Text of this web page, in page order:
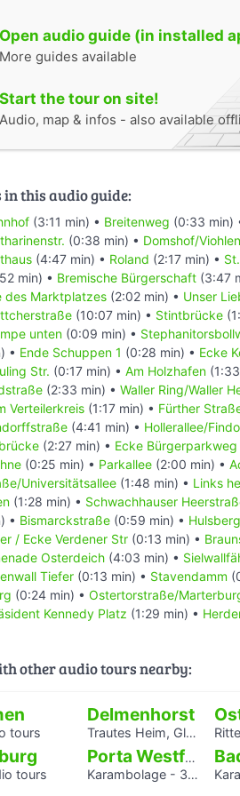
sixcms/
tourismus.de/airbus
(Flugzeug)“. In: Wikipedia, Die
https://de.wikipedia.org/w/
5. Januar 2016, 10:23 UTC)
Wulf Fw 200“. In: Wikipedia, Die
URL:https://de.wikipedia.org/w/
5. Januar 2016, 10:29 UTC)
2016, 10:53 UTC)
& Bergfeld“. In: Wikipedia, Die
URL:https://de.wikipedia.org/w/
5. Januar 2016, 11:54 UTC)
Deichverband am rechten
1. September 2015, 12:24
In: Wikipedia, Die
https://de.wikipedia.org/w/
2016, 12:08 UTC)
angeln.com/
kurier.de/bremen/bremen-
In: Wikipedia, Die freie
https://de.wikipedia.org/w/
2016, 12:35 UTC)
Eiswette“. In: Wikipedia, Die
https://de.wikipedia.org/w/
2016, 12:52 UTC)
wer-wir-sind/
Gesellschaft zur Rettung
13. Dezember 2015, 16:40
2016, 12:58 UTC)
UTC. URL:
https://
In: Wikipedia, Die freie
https://de.wikipedia.org/w/
UTC)
Open audio guide (in installed
More guides available
Start the tour on site!
Audio, map & infos - also available
this audio guide:
(3:11 min) • Breitenweg (0:33 min)
(0:38 min) • Domshof/
(4:47 min) • Roland (2:17 min) •
min) • Bremische Bürgerschaft (3:47
des Marktplatzes (2:02 min) • Unser
(10:07 min) • Stintbrücke
unten (0:09 min) •
• Ende Schuppen 1 (0:28 min) • Ecke
Str. (0:17 min) • Am Holzhafen
(2:33 min) • Waller Ring/Waller
Verteilerkreis (1:17 min) • Fürther
(4:41 min) • Hollerallee/
(2:27 min) • Ecke Bürgerparkweg
(0:25 min) • Parkallee (2:00 min) •
Universitätsallee (1:48 min) • Links
(1:28 min) • Schwachhauser
• Bismarckstraße (0:59 min) • Hulsberg
/ Ecke Verdener Str (0:13 min) •
Osterdeich (4:03 min) •
Tiefer (0:13 min) • Stavendamm
(0:24 min) • Ostertorstraße/
Kennedy Platz (1:29 min) •
other audio tours nearby:
tours
Delmenhorst
Trautes Heim, Glück allein - interaktiver Audiowalk zum Einfamilienhaus von Katrin Bretschneider &Company
tours
Porta Westfalica
Karambolage - 3 Hörstationen